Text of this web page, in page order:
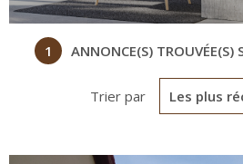
1 ANNONCE(S) TROUVÉE(S)
Trier par Les plus